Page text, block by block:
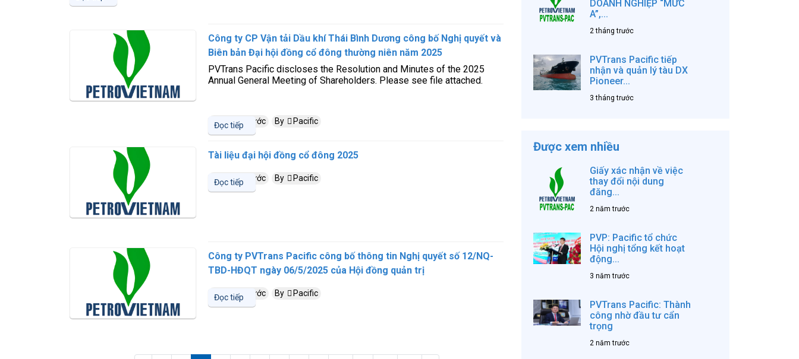
1 năm trước By Pacific
Công ty CP Vận tải Dầu khí Thái Bình Dương công bố Nghị quyết và
Biên bản Đại hội đồng cổ đông thường niên năm 2025
PVTrans Pacific discloses the Resolution and Minutes of the 2025
Annual General Meeting of Shareholders. Please see file attached.
Đọc tiếp
1 năm trước By Pacific
Tài liệu đại hội đồng cổ đông 2025
Đọc tiếp
1 năm trước By Pacific
Công ty PVTrans Pacific công bố thông tin Nghị quyết số 12/NQ-
TBD-HĐQT ngày 06/5/2025 của Hội đồng quản trị
Đọc tiếp
DOANH NGHIỆP “MỨC
A”,...
2 tháng trước
PVTrans Pacific tiếp
nhận và quản lý tàu DX
Pioneer...
3 tháng trước
Được xem nhiều
Giấy xác nhận về việc
thay đổi nội dung
đăng...
2 năm trước
PVP: Pacific tổ chức
Hội nghị tổng kết hoạt
động...
3 năm trước
PVTrans Pacific: Thành
công nhờ đầu tư cẩn
trọng
2 năm trước